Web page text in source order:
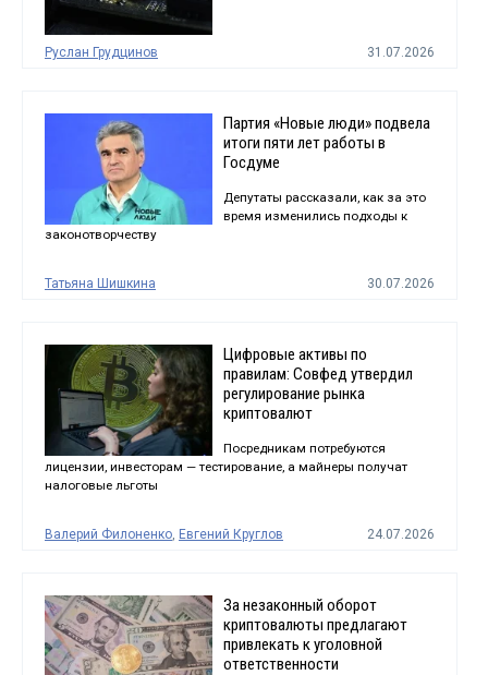
Руслан Грудцинов 31.07.2026
Партия «Новые люди» подвела
итоги пяти лет работы в
Госдуме
Депутаты рассказали, как за это
время изменились подходы к
законотворчеству
Татьяна Шишкина 30.07.2026
Цифровые активы по
правилам: Совфед утвердил
регулирование рынка
криптовалют
Посредникам потребуются
лицензии, инвесторам — тестирование, а майнеры получат
налоговые льготы
Валерий Филоненко, Евгений Круглов 24.07.2026
За незаконный оборот
криптовалюты предлагают
привлекать к уголовной
ответственности